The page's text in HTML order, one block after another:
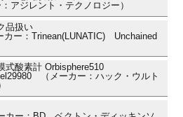
アジレント・テクノロジー）
品扱い
ー：Trinean(LUNATIC) Unchained
酸素計 Orbisphere510
（メーカー：ハック・ウルト